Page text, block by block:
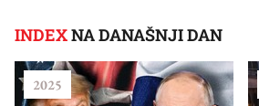
INDEXNA DANAŠNJI DAN
2025